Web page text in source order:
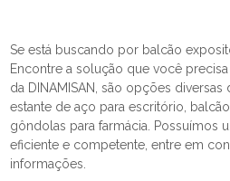
Se está buscando por balcão
Encontre a solução que você
da DINAMISAN, são opções
estante de aço para escritório,
gôndolas para farmácia. Possuímos
eficiente e competente, entre em
informações.